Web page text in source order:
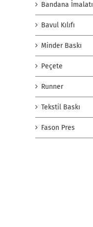
Bandana İmalatı
Bavul Kılıfı
Minder Baskı
Peçete
Runner
Tekstil Baskı
Fason Pres